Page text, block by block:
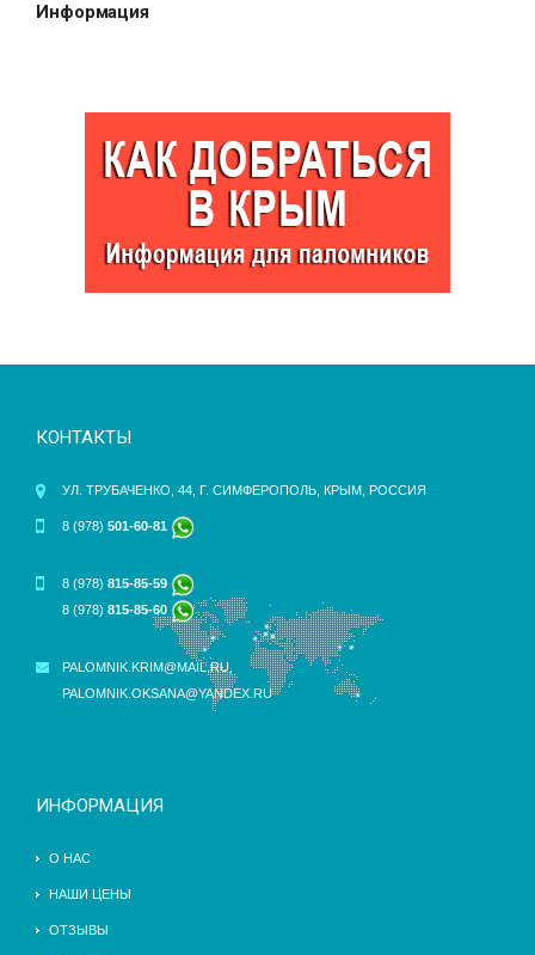
Информация
КОНТАКТЫ
УЛ. ТРУБАЧЕНКО, 44, Г. СИМФЕРОПОЛЬ, КРЫМ, РОССИЯ
8 (978) 501-60-81
8 (978) 815-85-59
8 (978) 815-85-60
PALOMNIK.KRIM@MAIL.RU
PALOMNIK.OKSANA@YANDEX.RU
ИНФОРМАЦИЯ
О НАС
НАШИ ЦЕНЫ
ОТЗЫВЫ